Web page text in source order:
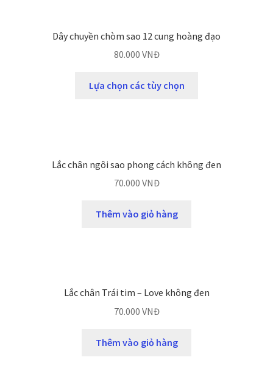
Dây chuyền chòm sao 12 cung hoàng đạo
80.000 VNĐ
Lựa chọn các tùy chọn
Lắc chân ngôi sao phong cách không đen
70.000 VNĐ
Thêm vào giỏ hàng
Lắc chân Trái tim – Love không đen
70.000 VNĐ
Thêm vào giỏ hàng